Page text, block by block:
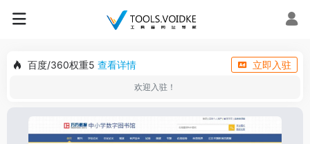
百度/360权重5 查看详情 立即入驻
欢迎入驻！